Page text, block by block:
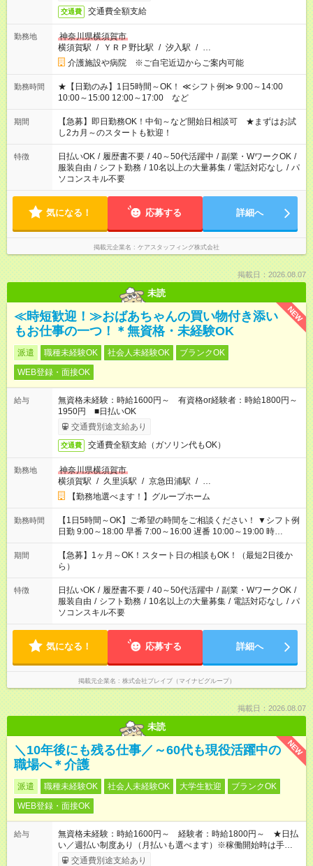
交通費 交通費全額支給
勤務地
神奈川県横須賀市
横須賀駅 / ＹＲＰ野比駅 / 汐入駅 / …
介護施設や病院 ※ご自宅近辺からご案内可能
勤務時間
★【日勤のみ】1日5時間～OK！ ≪シフト例≫ 9:00～14:00
10:00～15:00 12:00～17:00 など
期間
【急募】即日勤務OK！中旬～など開始日相談可 ★まずはお試
し2カ月～のスタートも歓迎！
特徴 日払いOK / 履歴書不要 / 40～50代活躍中 / 副業・WワークOK /
服装自由 / シフト勤務 / 10名以上の大量募集 / 電話対応なし / パ
ソコンスキル不要
気になる！ 応募する 詳細へ
掲載元企業名 ケアスタッフィング株式会社
掲載日：2026.08.07
未読
NEW
≪時短歓迎！≫おばあちゃんの買い物付き添い
もお仕事の一つ！＊無資格・未経験OK
派遣 職種未経験OK 社会人未経験OK
ブランクOK
WEB登録・面接OK
給与
無資格未経験：時給1600円～ 有資格or経験者：時給1800円～
1950円 ■日払いOK
交通費別途支給あり
交通費 交通費全額支給（ガソリン代もOK）
勤務地
神奈川県横須賀市
横須賀駅 / 久里浜駅 / 京急田浦駅 / …
【勤務地選べます！】グループホーム
勤務時間
【1日5時間～OK】ご希望の時間をご相談ください！ ▼シフト例
日勤 9:00～18:00 早番 7:00～16:00 遅番 10:00～19:00 時
短 10:00～15:00 上記はあくまで一例です。 「夕方までには帰宅
しておきたい」 「朝はゆっくりのスタートがいい」 「お昼の時
間を有効に使いたい」 など、ご希望があれば教えてください
ね。
期間
【急募】1ヶ月～OK！スタート日の相談もOK！（最短2日後か
ら）
特徴 日払いOK / 履歴書不要 / 40～50代活躍中 / 副業・WワークOK /
服装自由 / シフト勤務 / 10名以上の大量募集 / 電話対応なし / パ
ソコンスキル不要
気になる！ 応募する 詳細へ
掲載元企業名 株式会社ブレイブ（マイナビグループ）
掲載日：2026.08.07
未読
NEW
＼10年後にも残る仕事／～60代も現役活躍中の
職場へ＊介護
派遣 職種未経験OK 社会人未経験OK 大学生歓迎
ブランクOK
WEB登録・面接OK
給与
無資格未経験：時給1600円～ 経験者：時給1800円～ ★日払
い／週払い制度あり（月払いも選べます）※稼働開始時は手続き
完了次第のお支払いとなります。
交通費別途支給あり